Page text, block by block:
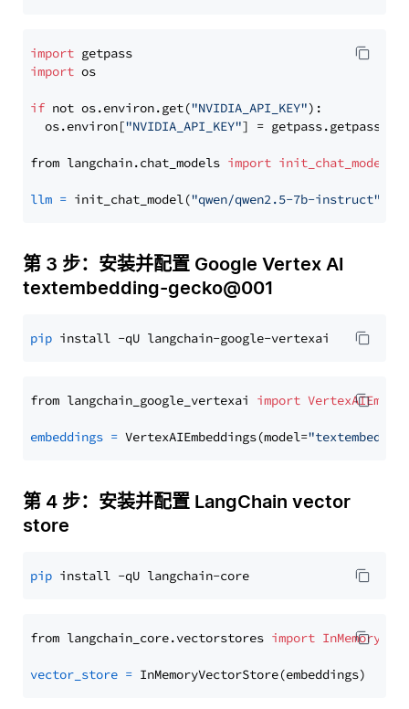
import
import os
if not os.environ.get("NVIDIA_API_KEY"):
  os.environ[
"NVIDIA_API_KEY"] = getpass.getpass(
from langchain.chat_models import init_chat_model
llm = init_chat_model("qwen/qwen2.5-7b-instruct"
第 3 步：安装并配置 Google Vertex AI
textembedding-gecko@001
pip
from langchain_google_vertexai import
embeddings = VertexAIEmbeddings(model=
第 4 步：安装并配置 LangChain vector
store
pip
from langchain_core.vectorstores import
vector_store =